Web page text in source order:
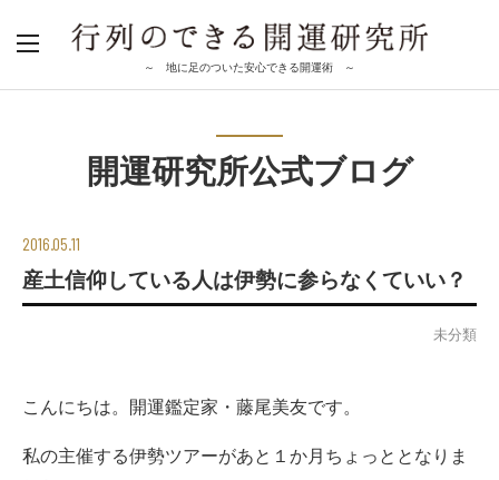
～ 地に足のついた安心できる開運術 ～
開運研究所公式ブログ
2016.05.11
産土信仰している人は伊勢に参らなくていい？
未分類
こんにちは。開運鑑定家・藤尾美友です。
私の主催する伊勢ツアーがあと１か月ちょっととなりま